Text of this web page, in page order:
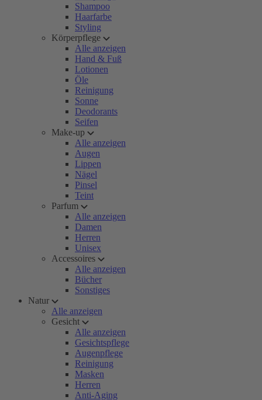
Shampoo
Haarfarbe
Styling
Körperpflege
Alle anzeigen
Hand & Fuß
Lotionen
Öle
Reinigung
Sonne
Deodorants
Seifen
Make-up
Alle anzeigen
Augen
Lippen
Nägel
Pinsel
Teint
Parfum
Alle anzeigen
Damen
Herren
Unisex
Accessoires
Alle anzeigen
Bücher
Sonstiges
Natur
Alle anzeigen
Gesicht
Alle anzeigen
Gesichtspflege
Augenpflege
Reinigung
Masken
Herren
Anti-Aging